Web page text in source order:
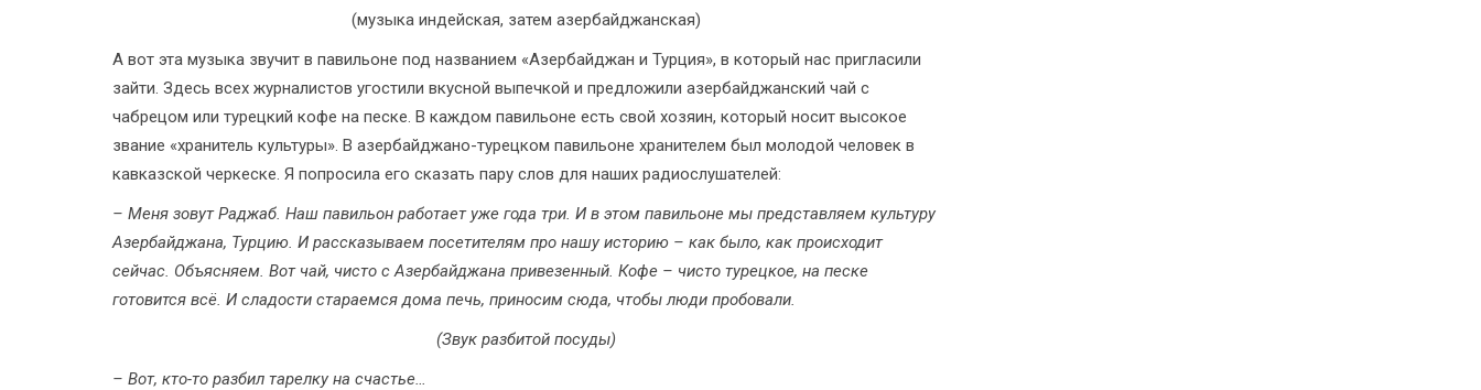
(музыка индейская, затем азербайджанская)
А вот эта музыка звучит в павильоне под названием «Азербайджан и Турция», в который нас пригласили
зайти. Здесь всех журналистов угостили вкусной выпечкой и предложили азербайджанский чай с
чабрецом или турецкий кофе на песке. В каждом павильоне есть свой хозяин, который носит высокое
звание «хранитель культуры». В азербайджано-турецком павильоне хранителем был молодой человек в
кавказской черкеске. Я попросила его сказать пару слов для наших радиослушателей:
– Меня зовут Раджаб. Наш павильон работает уже года три. И в этом павильоне мы представляем культуру
Азербайджана, Турцию. И рассказываем посетителям про нашу историю – как было, как происходит
сейчас. Объясняем. Вот чай, чисто с Азербайджана привезенный. Кофе – чисто турецкое, на песке
готовится всё. И сладости стараемся дома печь, приносим сюда, чтобы люди пробовали.
(Звук разбитой посуды)
– Вот, кто-то разбил тарелку на счастье…